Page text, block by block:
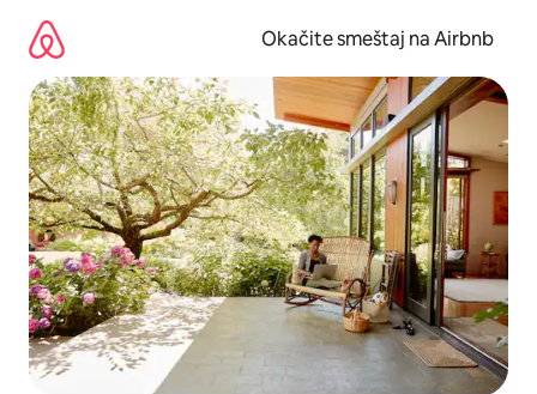
sadržaj
Okačite smeštaj na Airbnb